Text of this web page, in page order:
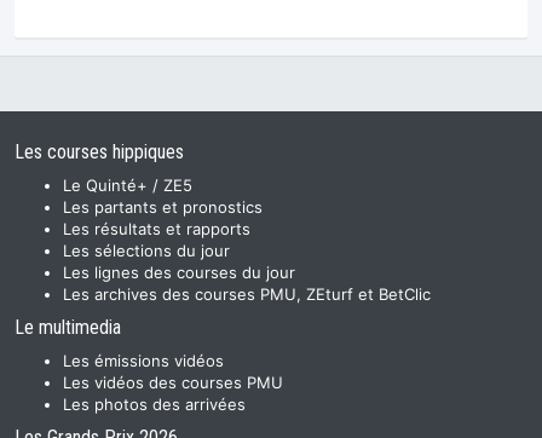
Les courses hippiques
Le Quinté+ / ZE5
Les partants et pronostics
Les résultats et rapports
Les sélections du jour
Les lignes des courses du jour
Les archives des courses PMU, ZEturf et BetClic
Le multimedia
Les émissions vidéos
Les vidéos des courses PMU
Les photos des arrivées